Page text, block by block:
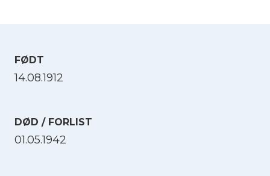
FØDT
14.08.1912
DØD / FORLIST
01.05.1942